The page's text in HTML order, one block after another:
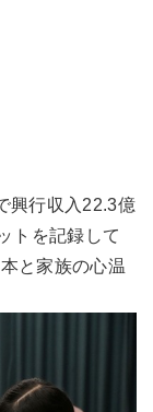
興行収入22.3億
トを記録して
と家族の心温